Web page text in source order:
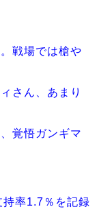
戦場では槍や
さん、あまり
覚悟ガンギマ
持率1.7％を記録